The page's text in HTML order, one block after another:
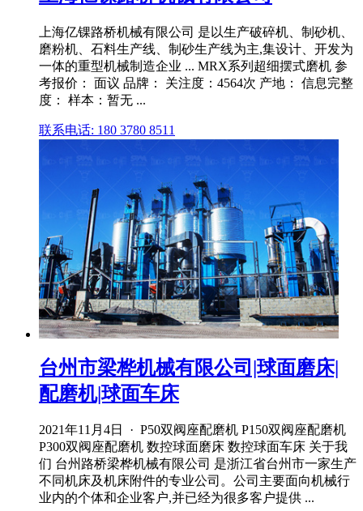
上海亿锞路桥机械有限公司 是以生产破碎机、制砂机、
磨粉机、石料生产线、制砂生产线为主,集设计、开发为
一体的重型机械制造企业 ... MRX系列超细摆式磨机 参
考报价： 面议 品牌： 关注度：4564次 产地： 信息完整
度： 样本：暂无 ...
联系电话: 180 3780 8511
台州市梁桦机械有限公司|球面磨床|
配磨机|球面车床
2021年11月4日 · P50双阀座配磨机 P150双阀座配磨机
P300双阀座配磨机 数控球面磨床 数控球面车床 关于我
们 台州路桥梁桦机械有限公司 是浙江省台州市一家生产
不同机床及机床附件的专业公司。公司主要面向机械行
业内的个体和企业客户,并已经为很多客户提供 ...